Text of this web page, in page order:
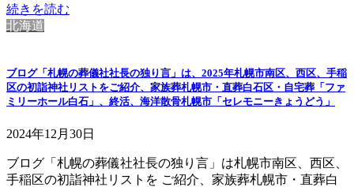
続きを読む
北海道
ブログ「札幌の葬儀社社長の独り言」は、2025年札幌市南区、西区、手稲
区の初詣神社リストをご紹介、家族葬札幌市・直葬白石区・自宅葬「ファ
ミリーホール白石」、終活、海洋散骨札幌市「セレモニーきょうどう」
2024年12月30日
ブログ「札幌の葬儀社社長の独り言」は札幌市南区、西区、
手稲区の初詣神社リストを ご紹介、家族葬札幌市・直葬白